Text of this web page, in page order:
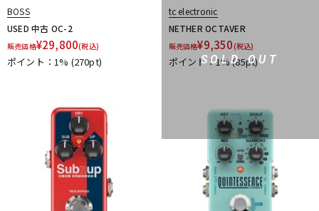
キョーリツ
A.S.P.GEAR
BROWNE AMPLIFICATION
Tele.4 amplifier
KERNOM
STELLA GEAR
EAR FUZZ Effects Indigo Note
Sheeran
Science Amplification
Trondheim Audio Devices
SUSHI BOX FX
Lofi Mind Effects
HUDSON ELECTRONICS
Finding That Tone
1981 Inventions
1995fx
320design
6 Degrees FX
BOSS
USED 中古 OC-2
販売価格¥29,800(税込)
ポイント：1% (270pt) SOLD OUT
tc electronic
NETHER OCTAVER
販売価格¥9,350(税込)
ポイント：1%(85pt)